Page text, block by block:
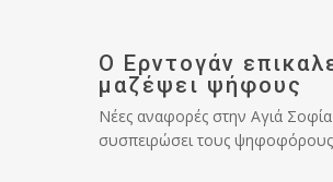
Ο Ερντογάν
μαζέψει ψήφους
Νέες αναφορές στην Αγιά
συσπειρώσει τους